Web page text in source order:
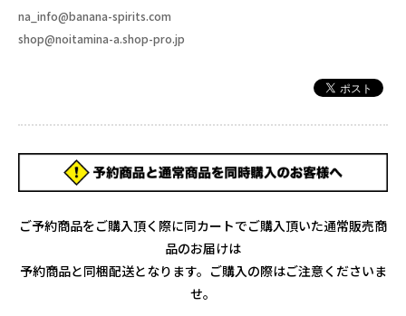
na_info@banana-spirits.com
shop@noitamina-a.shop-pro.jp
ご予約商品をご購入頂く際に同カートでご購入頂いた通常販売商
品のお届けは
予約商品と同梱配送となります。ご購入の際はご注意くださいま
せ。